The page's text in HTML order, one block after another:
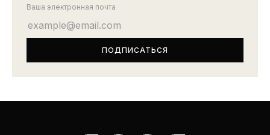
Ваша электронная почта